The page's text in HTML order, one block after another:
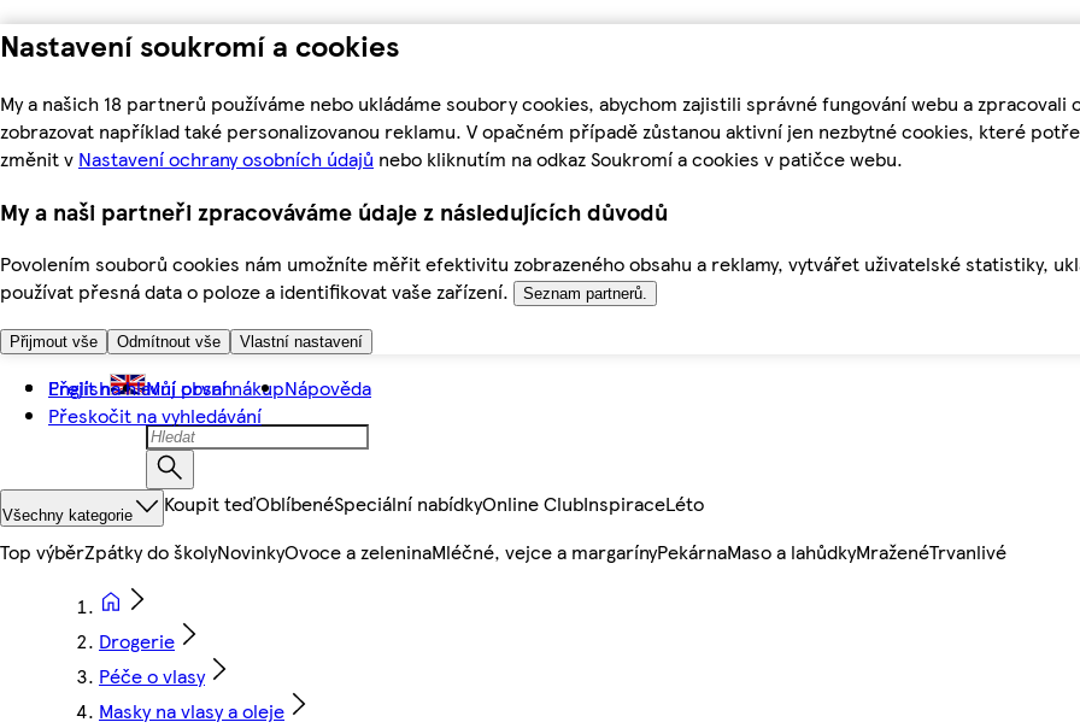
Nastavení soukromí a cookies
My a našich 18 partnerů používáme nebo ukládáme soubory cookies, abychom zajistili správné fungování webu a
zobrazovat například také personalizovanou reklamu. V opačném případě zůstanou aktivní jen nezbytné cookies, které
změnit v Nastavení ochrany osobních údajů nebo kliknutím na odkaz Soukromí a cookies v patičce webu.
My a naši partneři zpracováváme údaje z následujících důvodů
Povolením souborů cookies nám umožníte měřit efektivitu zobrazeného obsahu a reklamy, vytvářet uživatelské statistiky,
používat přesná data o poloze a identifikovat vaše zařízení.
Seznam partnerů.
Přijmout vše Odmítnout vše Vlastní nastavení
Přejít na hlavní obsah
Přeskočit na vyhledávání
English Můj první nákupNápověda
Všechny kategorie Koupit teďOblíbenéSpeciální nabídkyOnline ClubInspiraceLéto
Top výběrZpátky do školyNovinkyOvoce a zeleninaMléčné, vejce a margarínyPekárnaMaso a lahůdkyMraženéTrvanlivé
Drogerie
Péče o vlasy
Masky na vlasy a oleje